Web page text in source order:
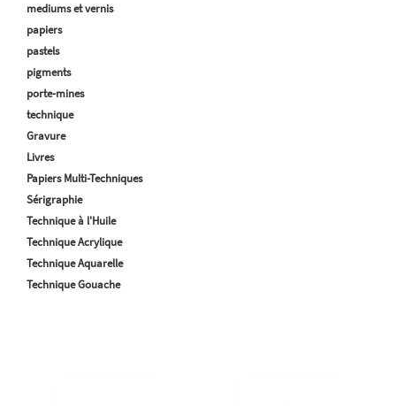
mediums et vernis
papiers
pastels
pigments
porte-mines
technique
Gravure
Livres
Papiers Multi-Techniques
Sérigraphie
Technique à l'Huile
Technique Acrylique
Technique Aquarelle
Technique Gouache